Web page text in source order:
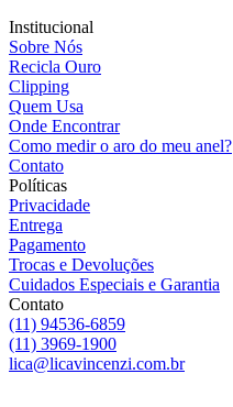
Institucional
Sobre Nós
Recicla Ouro
Clipping
Quem Usa
Onde Encontrar
Como medir o aro do meu anel?
Contato
Políticas
Privacidade
Entrega
Pagamento
Trocas e Devoluções
Cuidados Especiais e Garantia
Contato
(11) 94536-6859
(11) 3969-1900
lica@licavincenzi.com.br